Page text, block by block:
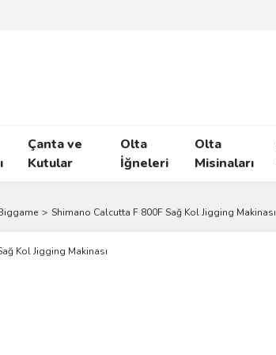
Çanta ve
Kutular
Olta
İğneleri
Olta
Misinaları
Shimano Calcutta F 800F Sağ Kol Jigging Makinası